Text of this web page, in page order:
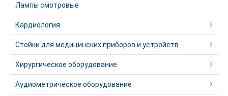
Лампы смотровые
Кардиология
Стойки для медицинских приборов и устройств
Хирургическое оборудование
Аудиометрическое оборудование